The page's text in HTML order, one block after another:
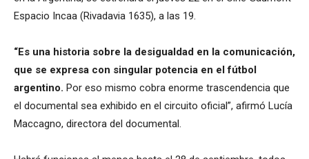
Espacio Incaa (Rivadavia 1635), a las 19.
“Es una historia sobre la desigualdad en la comunicación,
que se expresa con singular potencia en el fútbol
argentino. Por eso mismo cobra enorme trascendencia que
el documental sea exhibido en el circuito oficial”, afirmó Lucía
Maccagno, directora del documental.